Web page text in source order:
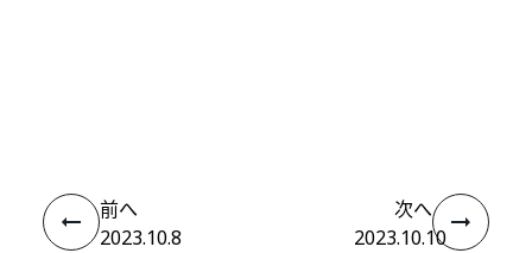
前へ
2023.10.8
次へ
2023.10.10